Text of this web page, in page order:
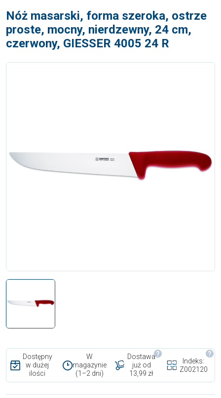
Nóż masarski, forma szeroka, ostrze
proste, mocny, nierdzewny, 24 cm,
czerwony, GIESSER 4005 24 R
Dostępny
w dużej
ilości
W
magazynie
(1–2 dni)
Dostawa
już od
13,99 zł
Indeks:
Z002120